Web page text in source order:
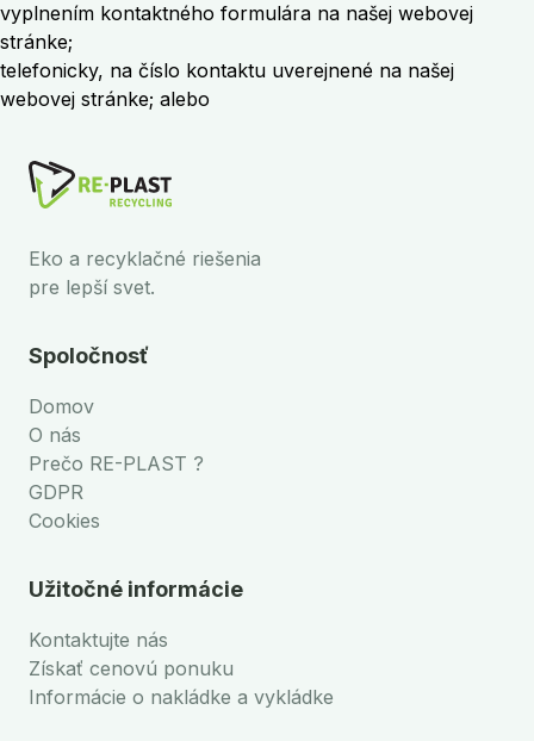
vyplnením kontaktného formulára na našej webovej
stránke;
telefonicky, na číslo kontaktu uverejnené na našej
webovej stránke; alebo
Eko a recyklačné riešenia
pre lepší svet.
Spoločnosť
Domov
O nás
Prečo RE-PLAST ?
GDPR
Cookies
Užitočné informácie
Kontaktujte nás
Získať cenovú ponuku
Informácie o nakládke a vykládke